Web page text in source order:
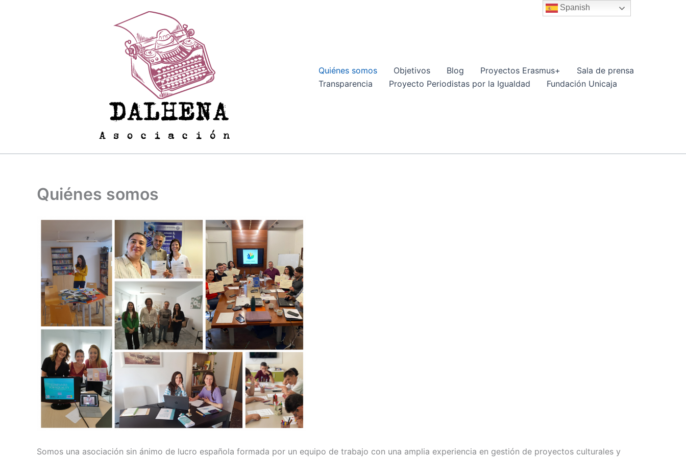
Quiénes somos Objetivos Blog Proyectos Erasmus+
Sala de prensa
Transparencia
Proyecto Periodistas por la Igualdad Fundación Unicaja
Quiénes somos
Somos una asociación sin ánimo de lucro española formada por un equipo de trabajo con una amplia experiencia en gestión de proyectos culturales y
Spanish